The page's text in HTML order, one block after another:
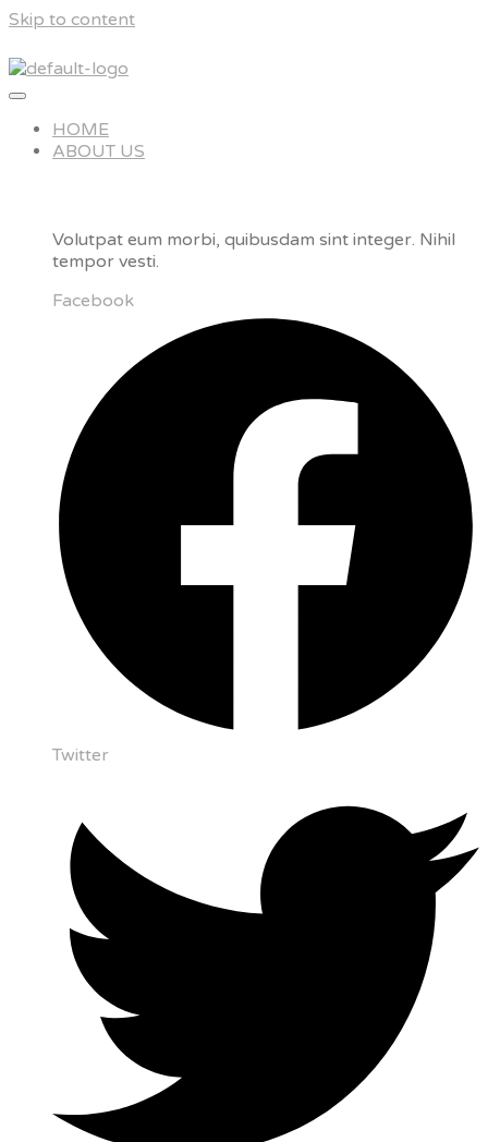
Skip to content
HOME
ABOUT US
Volutpat eum morbi, quibusdam sint integer. Nihil
tempor vesti.
Facebook
Twitter